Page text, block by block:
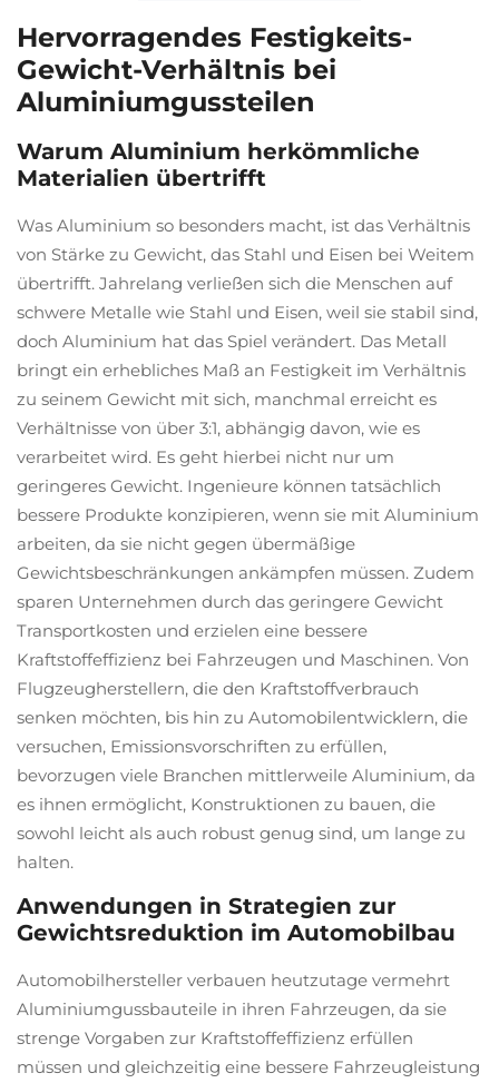
Hervorragendes Festigkeits-
Gewicht-Verhältnis bei
Aluminiumgussteilen
Warum Aluminium herkömmliche
Materialien übertrifft
Was Aluminium so besonders macht, ist das Verhältnis
von Stärke zu Gewicht, das Stahl und Eisen bei Weitem
übertrifft. Jahrelang verließen sich die Menschen auf
schwere Metalle wie Stahl und Eisen, weil sie stabil sind,
doch Aluminium hat das Spiel verändert. Das Metall
bringt ein erhebliches Maß an Festigkeit im Verhältnis
zu seinem Gewicht mit sich, manchmal erreicht es
Verhältnisse von über 3:1, abhängig davon, wie es
verarbeitet wird. Es geht hierbei nicht nur um
geringeres Gewicht. Ingenieure können tatsächlich
bessere Produkte konzipieren, wenn sie mit Aluminium
arbeiten, da sie nicht gegen übermäßige
Gewichtsbeschränkungen ankämpfen müssen. Zudem
sparen Unternehmen durch das geringere Gewicht
Transportkosten und erzielen eine bessere
Kraftstoffeffizienz bei Fahrzeugen und Maschinen. Von
Flugzeugherstellern, die den Kraftstoffverbrauch
senken möchten, bis hin zu Automobilentwicklern, die
versuchen, Emissionsvorschriften zu erfüllen,
bevorzugen viele Branchen mittlerweile Aluminium, da
es ihnen ermöglicht, Konstruktionen zu bauen, die
sowohl leicht als auch robust genug sind, um lange zu
halten.
Anwendungen in Strategien zur
Gewichtsreduktion im Automobilbau
Automobilhersteller verbauen heutzutage vermehrt
Aluminiumgussbauteile in ihren Fahrzeugen, da sie
strenge Vorgaben zur Kraftstoffeffizienz erfüllen
müssen und gleichzeitig eine bessere Fahrzeugleistung